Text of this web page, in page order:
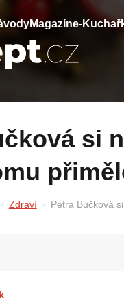
Magazíne-
Zdraví Petra Bučková